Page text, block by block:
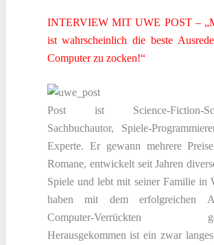
INTERVIEW MIT UWE POST –
ist wahrscheinlich die beste
Computer zu zocken!“
Post ist Science-Fiction-
Sachbuchautor, Spiele-
Experte. Er gewann mehrere
Romane, entwickelt seit Jahren
Spiele und lebt mit seiner Familie in
haben mit dem erfolgreichen
Computer-Verrückten
Herausgekommen ist ein zwar